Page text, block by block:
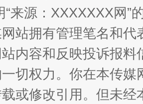
赛在茂县开幕 规模
“来源：XXXXXXX网”
站拥有管理笔名和
内容和反映投诉报
切权力。你在本传
或修改引用。但未